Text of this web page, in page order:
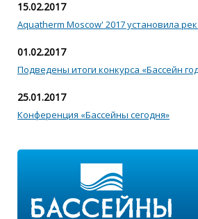
15.02.2017
Aquatherm Moscow' 2017 установила
01.02.2017
Подведены итоги конкурса «Бассейн
25.01.2017
Конференция «Бассейны сегодня»